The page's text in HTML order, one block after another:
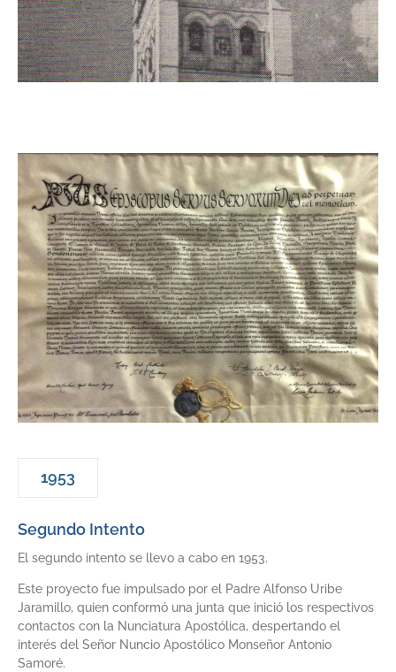
1953
Segundo Intento
El segundo intento se llevo a cabo en 1953.
Este proyecto fue impulsado por el Padre Alfonso Uribe
Jaramillo, quien conformó una junta que inició los respectivos
contactos con la Nunciatura Apostólica, despertando el
interés del Señor Nuncio Apostólico Monseñor Antonio
Samoré.